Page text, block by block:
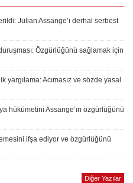
Julian Assange’ı derhal serbest
Özgürlüğünü sağlamak için
Acımasız ve sözde yasal
hükümetini Assange’ın özgürlüğünü
ifşa ediyor ve özgürlüğünü
Diğer Yazılar